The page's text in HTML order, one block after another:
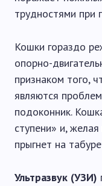
трудностями при
Кошки гораздо
опорно-
признаком того,
являются
подоконник.
ступени» и,
прыгнет на
Ультразвук (УЗИ)